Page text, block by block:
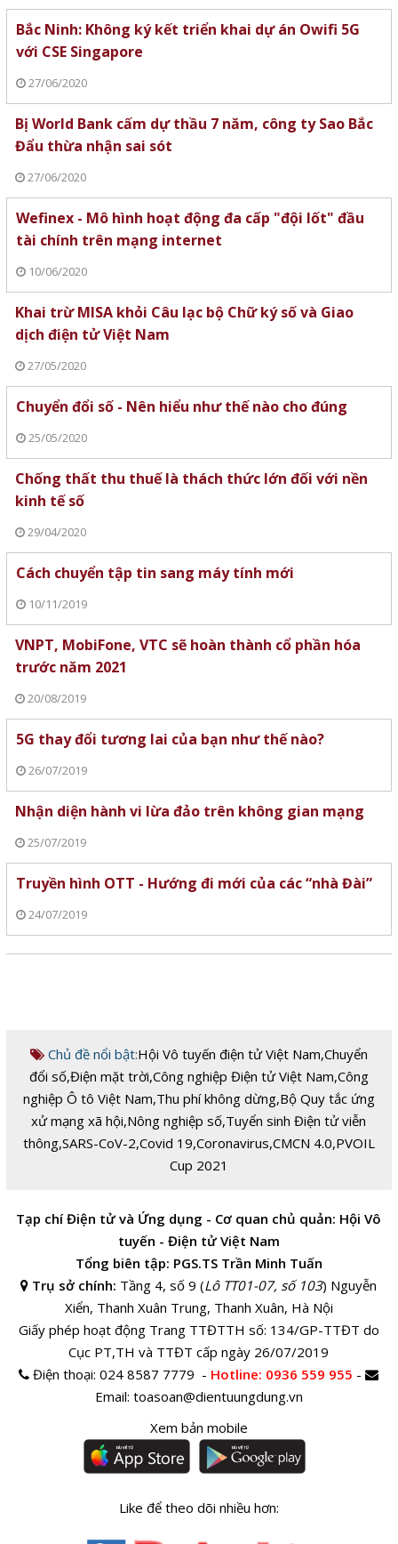
Bắc Ninh: Không ký kết triển khai dự án Owifi 5G
với CSE Singapore
27/06/2020
Bị World Bank cấm dự thầu 7 năm, công ty Sao Bắc
Đẩu thừa nhận sai sót
27/06/2020
Wefinex - Mô hình hoạt động đa cấp "đội lốt" đầu
tài chính trên mạng internet
10/06/2020
Khai trừ MISA khỏi Câu lạc bộ Chữ ký số và Giao
dịch điện tử Việt Nam
27/05/2020
Chuyển đổi số - Nên hiểu như thế nào cho đúng
25/05/2020
Chống thất thu thuế là thách thức lớn đối với nền
kinh tế số
29/04/2020
Cách chuyển tập tin sang máy tính mới
10/11/2019
VNPT, MobiFone, VTC sẽ hoàn thành cổ phần hóa
trước năm 2021
20/08/2019
5G thay đổi tương lai của bạn như thế nào?
26/07/2019
Nhận diện hành vi lừa đảo trên không gian mạng
25/07/2019
Truyền hình OTT - Hướng đi mới của các “nhà Đài”
24/07/2019
Chủ đề nổi bật:Hội Vô tuyến điện tử Việt Nam,Chuyển
đổi số,Điện mặt trời,Công nghiệp Điện tử Việt Nam,Công
nghiệp Ô tô Việt Nam,Thu phí không dừng,Bộ Quy tắc ứng
xử mạng xã hội,Nông nghiệp số,Tuyển sinh Điện tử viễn
thông,SARS-CoV-2,Covid 19,Coronavirus,CMCN 4.0,PVOIL
Cup 2021
Tạp chí Điện tử và Ứng dụng - Cơ quan chủ quản: Hội Vô
tuyến - Điện tử Việt Nam
Tổng biên tập: PGS.TS Trần Minh Tuấn
Trụ sở chính: Tầng 4, số 9 (Lô TT01-07, số 103) Nguyễn
Xiển, Thanh Xuân Trung, Thanh Xuân, Hà Nội
Giấy phép hoạt động Trang TTĐTTH số: 134/GP-TTĐT do
Cục PT,TH và TTĐT cấp ngày 26/07/2019
Điện thoại:024 8587 7779 - Hotline: 0936 559 955 -
Email: toasoan@dientuungdung.vn
Xem bản mobile
Like để theo dõi nhiều hơn: